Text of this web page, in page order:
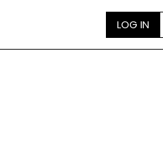
LOG IN